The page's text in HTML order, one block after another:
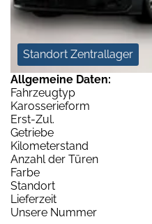
Standort Zentrallager
Allgemeine Daten:
Fahrzeugtyp
Karosserieform
Erst-Zul.
Getriebe
Kilometerstand
Anzahl der Türen
Farbe
Standort
Lieferzeit
Unsere Nummer